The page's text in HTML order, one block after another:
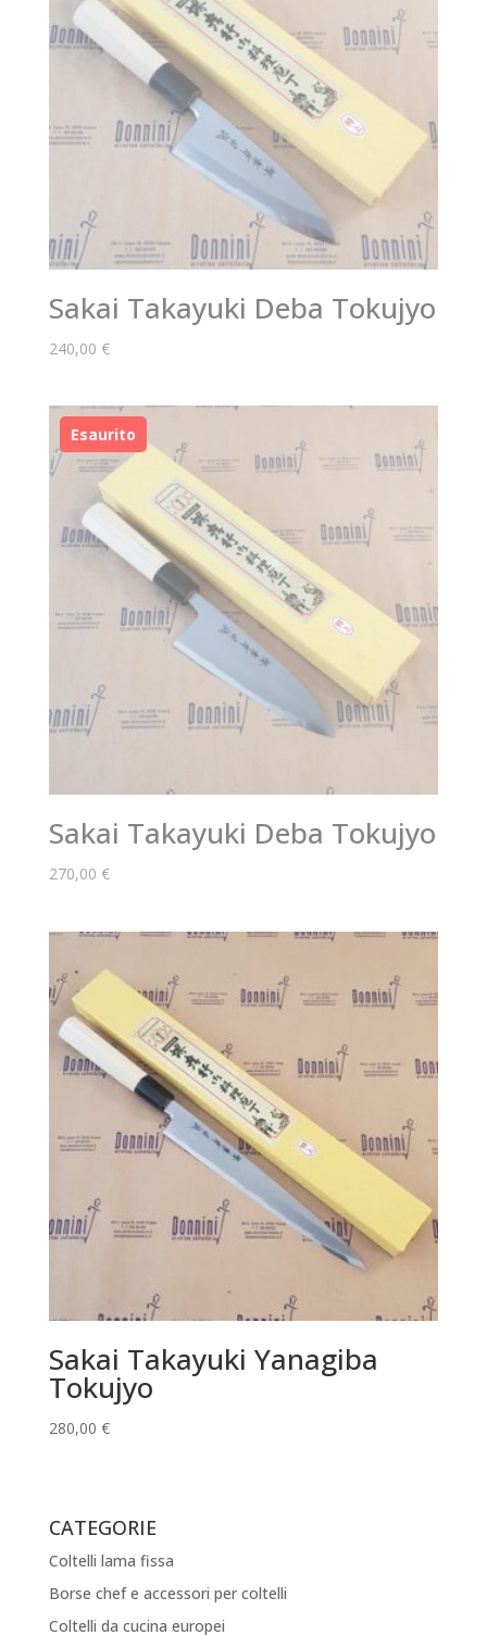
Sakai Takayuki Deba Tokujyo
240,00 €
Sakai Takayuki Deba Tokujyo
270,00 €
Sakai Takayuki Yanagiba
Tokujyo
280,00 €
CATEGORIE
Coltelli lama fissa
Borse chef e accessori per coltelli
Coltelli da cucina europei